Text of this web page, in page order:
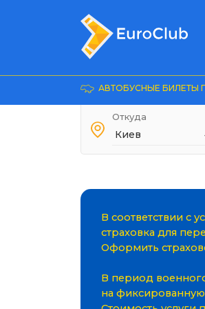
АВТОБУСНЫЕ БИЛЕТЫ
Откуда
В соответствии с
страховка для
Оформить
В период
на фиксированную